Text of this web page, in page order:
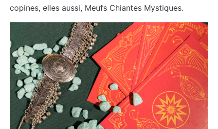
copines, elles aussi, Meufs Chiantes Mystiques.